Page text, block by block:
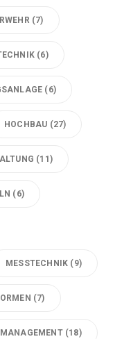
(7)
(6)
(6)
HOCHBAU (27)
(11)
(6)
MESSTECHNIK (9)
(7)
(18)